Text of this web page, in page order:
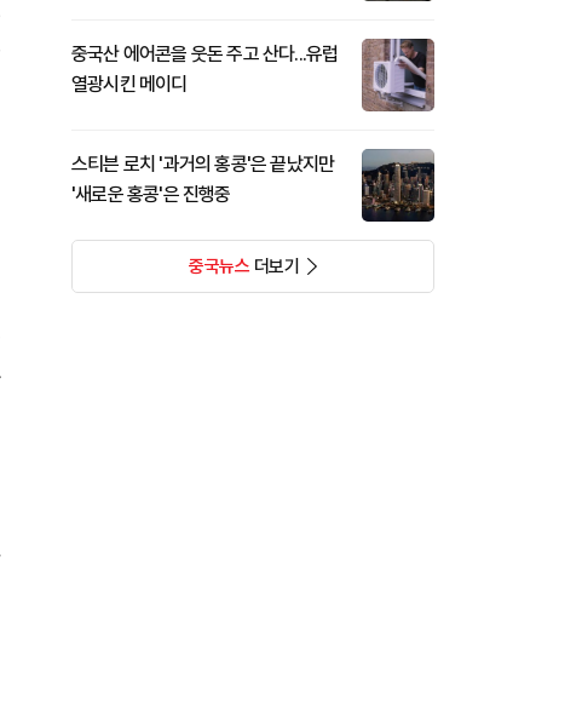
중국산 에어콘을 웃돈 주고 산다...유럽
열광시킨 메이디
스티븐 로치 '과거의 홍콩'은 끝났지만
'새로운 홍콩'은 진행중
중국뉴스더보기